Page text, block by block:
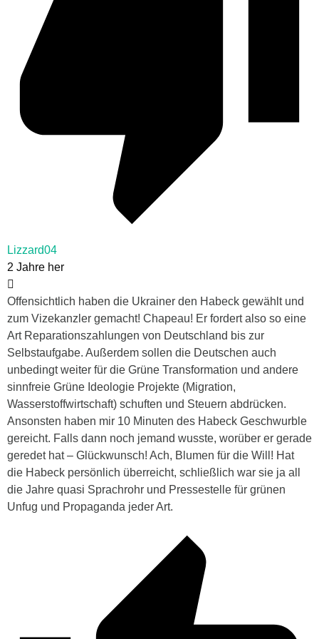
Lizzard04
2 Jahre her
Offensichtlich haben die Ukrainer den Habeck gewählt und
zum Vizekanzler gemacht! Chapeau! Er fordert also so eine
Art Reparationszahlungen von Deutschland bis zur
Selbstaufgabe. Außerdem sollen die Deutschen auch
unbedingt weiter für die Grüne Transformation und andere
sinnfreie Grüne Ideologie Projekte (Migration,
Wasserstoffwirtschaft) schuften und Steuern abdrücken.
Ansonsten haben mir 10 Minuten des Habeck Geschwurble
gereicht. Falls dann noch jemand wusste, worüber er gerade
geredet hat – Glückwunsch! Ach, Blumen für die Will! Hat
die Habeck persönlich überreicht, schließlich war sie ja all
die Jahre quasi Sprachrohr und Pressestelle für grünen
Unfug und Propaganda jeder Art.